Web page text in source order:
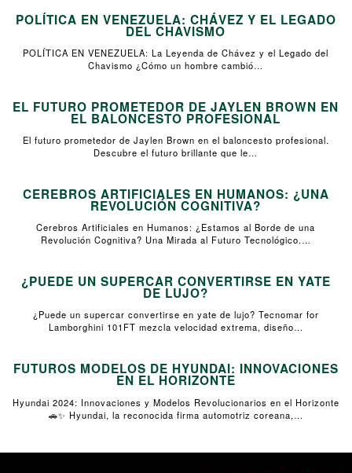
POLÍTICA EN VENEZUELA: CHÁVEZ Y EL LEGADO
DEL CHAVISMO
POLÍTICA EN VENEZUELA: La Leyenda de Chávez y el Legado del
Chavismo ¿Cómo un hombre cambió…
EL FUTURO PROMETEDOR DE JAYLEN BROWN EN
EL BALONCESTO PROFESIONAL
El futuro prometedor de Jaylen Brown en el baloncesto profesional.
Descubre el futuro brillante que le…
CEREBROS ARTIFICIALES EN HUMANOS: ¿UNA
REVOLUCIÓN COGNITIVA?
Cerebros Artificiales en Humanos: ¿Estamos al Borde de una
Revolución Cognitiva? Una Mirada al Futuro Tecnológico.…
¿PUEDE UN SUPERCAR CONVERTIRSE EN YATE
DE LUJO?
¿Puede un supercar convertirse en yate de lujo? Tecnomar for
Lamborghini 101FT mezcla velocidad extrema, diseño…
FUTUROS MODELOS DE HYUNDAI: INNOVACIONES
EN EL HORIZONTE
Hyundai 2024: Innovaciones y Modelos Revolucionarios en el Horizonte
🚗✨ Hyundai, la reconocida firma automotriz coreana,…